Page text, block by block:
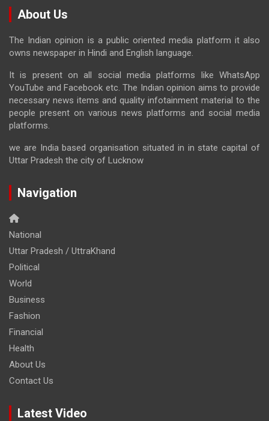
About Us
The Indian opinion is a public oriented media platform it also
owns newspaper in Hindi and English language.
It is present on all social media platforms like WhatsApp
YouTube and Facebook etc. The Indian opinion aims to provide
necessary news items and quality infotainment material to the
people present on various news platforms and social media
platforms.
we are India based organisation situated in in state capital of
Uttar Pradesh the city of Lucknow
Navigation
National
Uttar Pradesh / UttraKhand
Political
World
Business
Fashion
Financial
Health
About Us
Contact Us
Latest Video